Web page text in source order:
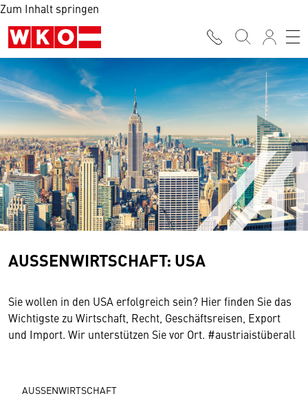
Zum Inhalt springen
AUSSENWIRTSCHAFT: USA
Sie wollen in den USA erfolgreich sein? Hier finden Sie das
Wichtigste zu Wirtschaft, Recht, Geschäftsreisen, Export
und Import. Wir unterstützen Sie vor Ort. #austriaistüberall
AUSSENWIRTSCHAFT